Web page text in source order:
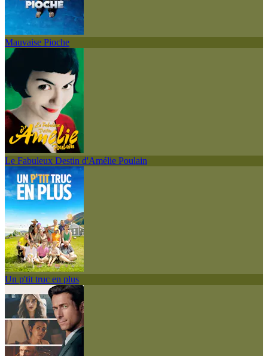
Mauvaise Pioche
Le Fabuleux Destin d'Amélie Poulain
Un p'tit truc en plus